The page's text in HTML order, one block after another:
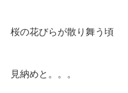
桜の花びらが散り舞う頃
見納めと。。。